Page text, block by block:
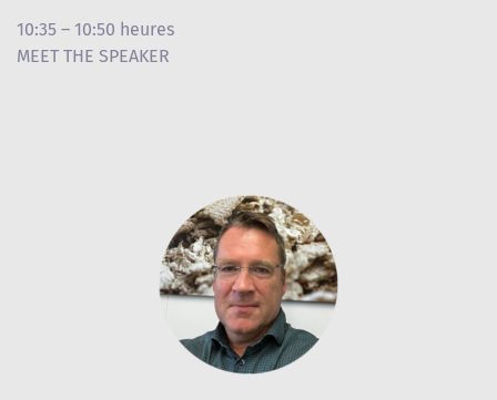
10:35 – 10:50 heures
MEET THE SPEAKER